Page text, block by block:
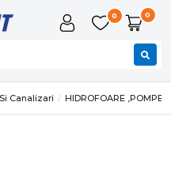
0 0
Canalizari HIDROFOARE ,POMPE